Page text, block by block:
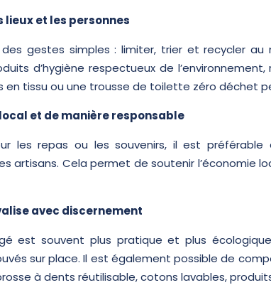
lieux et les personnes
gestes simples : limiter, trier et recycler au
d’hygiène respectueux de
en tissu ou une trousse de toilette zéro déchet
et de manière responsable
les repas ou les souvenirs, il est
artisans. Cela permet de soutenir l’économie
avec discernement
est souvent plus pratique et plus
sur place. Il est également possible de
à dents réutilisable, cotons lavables,